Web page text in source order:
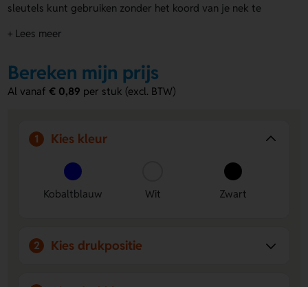
sleutels kunt gebruiken zonder het koord van je nek te
bij spanning. De keycord is gemaakt van polyester, is 90 cm
ook all-over in full colour. Ook de badgehouder kan van een
opdruk of doming voorzien worden. Bestel snel of vraag
direct een offerte op.
uittrekbare badgehouder
Uittrekbare badgehouder:
Gebruik je pasje snel zonder
het koord af te nemen.
Full colour bedrukking:
Lanyard en badgehouder
risico bij vasthaken.
+ Lees meer
Bereken mijn prijs
Al vanaf€ 0,89 per stuk (excl. BTW)
1 Kies kleur
Kobaltblauw Wit Zwart
2 Kies drukpositie